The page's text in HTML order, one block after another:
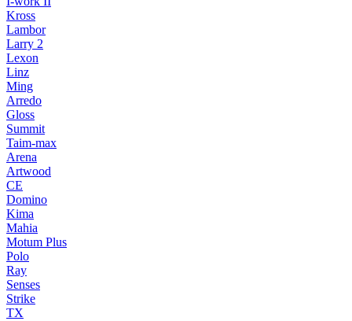
Kross
Lambor
Larry 2
Lexon
Linz
Ming
Arredo
Gloss
Summit
Taim-max
Arena
Artwood
CE
Domino
Kima
Mahia
Motum Plus
Polo
Ray
Senses
Strike
TX